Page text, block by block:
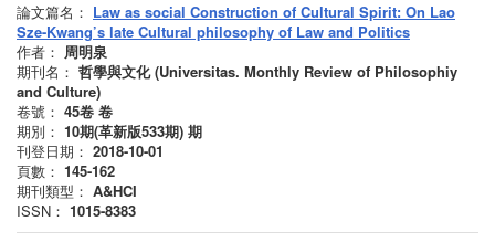
論文篇名： Law as social Construction of Cultural Spirit: On Lao
Sze-Kwang’s late Cultural philosophy of Law and Politics
作者： 周明泉
期刊名： 哲學與文化 (Universitas. Monthly Review of Philosophiy
and Culture)
卷號： 45卷 卷
期別： 10期(革新版533期) 期
刊登日期： 2018-10-01
頁數： 145-162
期刊類型： A&HCI
ISSN： 1015-8383